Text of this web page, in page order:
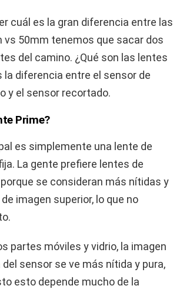
cuál es la gran diferencia entre las
vs 50mm tenemos que sacar dos
del camino. ¿Qué son las lentes
la diferencia entre el sensor de
y el sensor recortado.
Prime?
es simplemente una lente de
La gente prefiere lentes de
se consideran más nítidas y
imagen superior, lo que no
partes móviles y vidrio, la imagen
sensor se ve más nítida y pura,
esto depende mucho de la